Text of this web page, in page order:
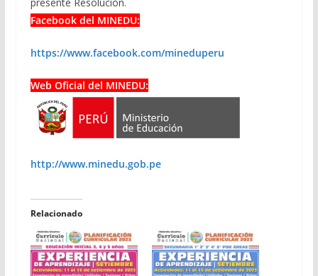
Facebook del MINEDU:
https://www.facebook.com/mineduperu
Web Oficial del MINEDU:
http://www.minedu.gob.pe
Relacionado